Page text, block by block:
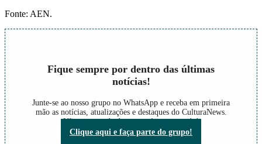
Fonte: AEN.
Fique sempre por dentro das últimas
notícias!
Junte-se ao nosso grupo no WhatsApp e receba em primeira
mão as notícias, atualizações e destaques do CulturaNews.
Não perca nada do que está acontecendo!
Clique aqui e faça parte do grupo!